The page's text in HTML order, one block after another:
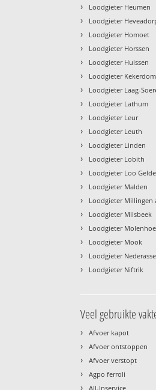
› Loodgieter Heumen
› Loodgieter
› Loodgieter Homoet
› Loodgieter Horssen
› Loodgieter Huissen
› Loodgieter Kekerdom
› Loodgieter Laag-
› Loodgieter Lathum
› Loodgieter Leur
› Loodgieter Leuth
› Loodgieter Linden
› Loodgieter Lobith
› Loodgieter Loo
› Loodgieter Malden
› Loodgieter Millingen
› Loodgieter Milsbeek
› Loodgieter
› Loodgieter Mook
› Loodgieter
› Loodgieter Niftrik
Veel gebruikte
› Afvoer kapot
› Afvoer ontstoppen
› Afvoer verstopt
› Agpo ferroli
› All-Inservice